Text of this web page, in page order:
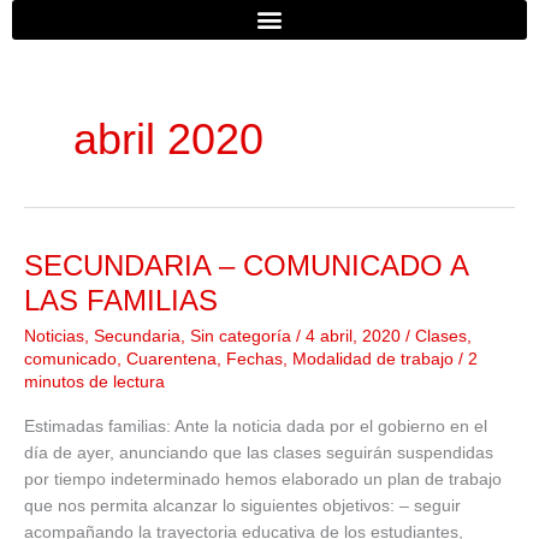
o
k
a
m
abril 2020
SECUNDARIA – COMUNICADO A
LAS FAMILIAS
Noticias, Secundaria, Sin categoría / 4 abril, 2020 / Clases,
comunicado, Cuarentena, Fechas, Modalidad de trabajo / 2
minutos de lectura
Estimadas familias: Ante la noticia dada por el gobierno en el
día de ayer, anunciando que las clases seguirán suspendidas
por tiempo indeterminado hemos elaborado un plan de trabajo
que nos permita alcanzar lo siguientes objetivos: – seguir
acompañando la trayectoria educativa de los estudiantes,
SECUNDARIA
–
COMUNICADO
A
LAS
FAMILIAS